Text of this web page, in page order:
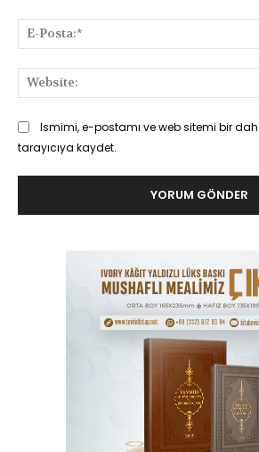
Ismimi, e-postamı ve web sitemi bir
tarayıcıya kaydet.